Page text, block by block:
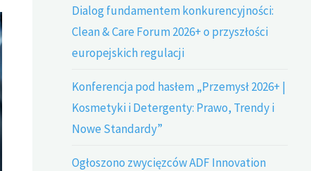
Dialog fundamentem konkurencyjności:
Clean & Care Forum 2026+ o przyszłości
europejskich regulacji
Konferencja pod hasłem „Przemysł 2026+ |
Kosmetyki i Detergenty: Prawo, Trendy i
Nowe Standardy”
Ogłoszono zwycięzców ADF Innovation